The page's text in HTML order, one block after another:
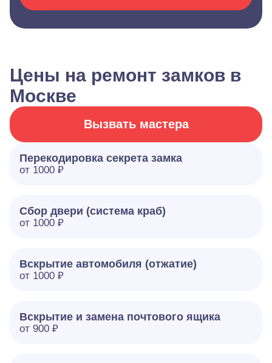
Цены на ремонт замков в
Москве
Вызвать мастера
Перекодировка секрета замка
от 1000 ₽
Сбор двери (система краб)
от 1000 ₽
Вскрытие автомобиля (отжатие)
от 1000 ₽
Вскрытие и замена почтового ящика
от 900 ₽